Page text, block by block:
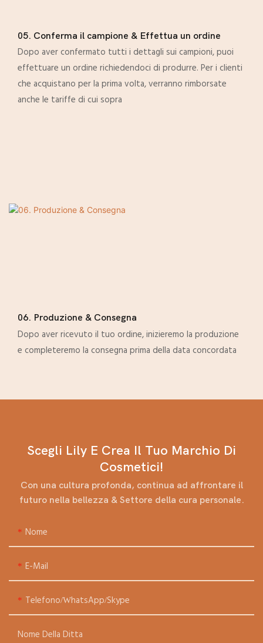
05. Conferma il campione & Effettua un ordine
Dopo aver confermato tutti i dettagli sui campioni, puoi
effettuare un ordine richiedendoci di produrre. Per i clienti
che acquistano per la prima volta, verranno rimborsate
anche le tariffe di cui sopra
06. Produzione & Consegna
Dopo aver ricevuto il tuo ordine, inizieremo la produzione
e completeremo la consegna prima della data concordata
Scegli Lily E Crea Il Tuo Marchio Di
Cosmetici!
Con una cultura profonda, continua ad affrontare il
futuro nella bellezza & Settore della cura personale.
Nome
E-Mail
Telefono/WhatsApp/Skype
Nome Della Ditta